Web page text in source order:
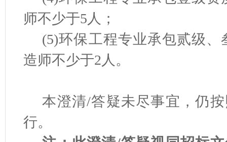
师不少于5人；
(5)环保工程专业承包贰级
造师不少于2人。
本澄清/答疑未尽事宜，仍
行。